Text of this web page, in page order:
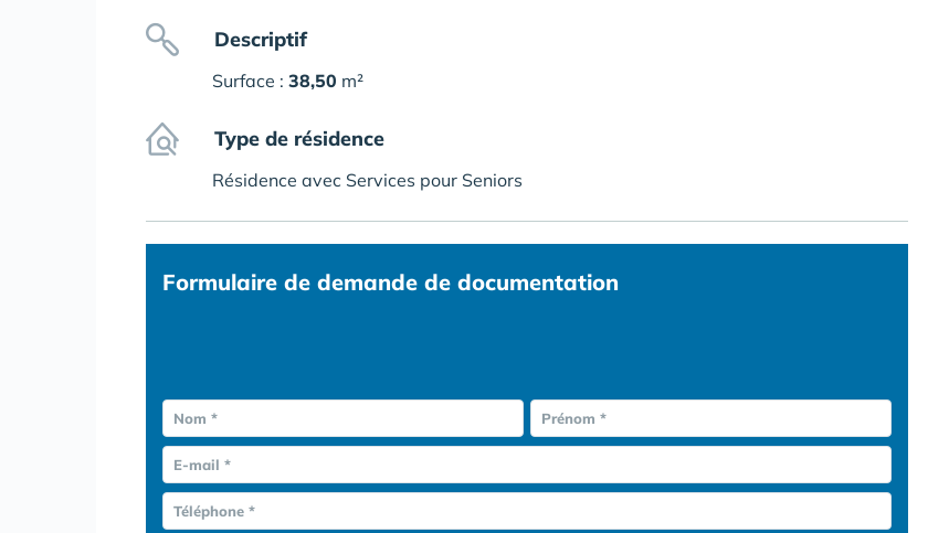
Descriptif
Surface : 38,50 m²
Type de résidence
Résidence avec Services pour Seniors
Formulaire de demande de documentation
Nom * Prénom *
E-mail *
Téléphone *